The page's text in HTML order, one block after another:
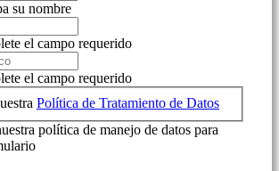
su nombre
el campo requerido
el campo requerido
Política de Tratamiento de Datos
política de manejo de datos para